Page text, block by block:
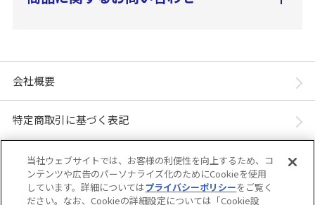
会社概要
特定商取引に基づく表記
個人情報保護方針
「ユニ・チャーム ダイレクトショップ」は、ユニ・チャーム株式会社が運営してい
当社ウェブサイトでは、お客様の利便性を向上するため、コ
ンテンツや広告のパーソナライズ化のためにCookieを使用
しています。詳細についてはプライバシーポリシーをご覧く
ださい。なお、Cookieの詳細設定については「Cookie設